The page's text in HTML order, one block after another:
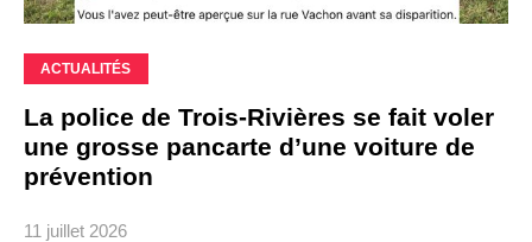
ACTUALITÉS
La police de Trois-Rivières se fait voler
une grosse pancarte d’une voiture de
prévention
11 juillet 2026